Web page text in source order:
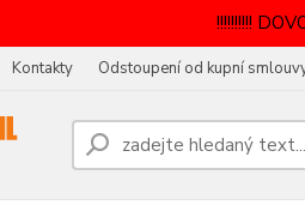
!!!!!!!!!!
Kontakty Odstoupení od kupní